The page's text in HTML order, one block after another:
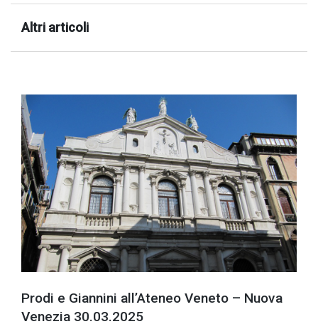
Altri articoli
Prodi e Giannini all’Ateneo Veneto – Nuova
Venezia 30.03.2025
avvenuta con
successo!